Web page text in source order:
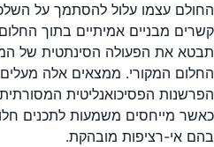
החולם עצמו עלול להסתמך על
קשרים מבניים אמיתיים בתוך
תבטא את הפעולה הסינתטית של
החלום המקורי. ממצאים אלה
הפרשנות הפסיכואנליטית
כאשר מייחסים משמעות לתכנים
בהם אי-רציפות מובהקת.